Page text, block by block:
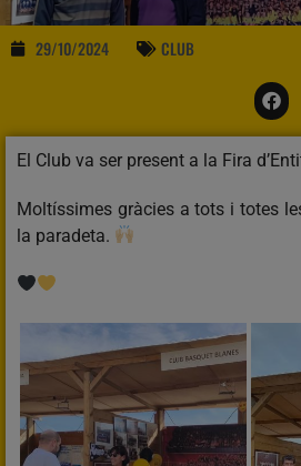
29/10/2024 CLUB
El Club va ser present a la Fira
Moltíssimes gràcies a tots i totes
la paradeta.